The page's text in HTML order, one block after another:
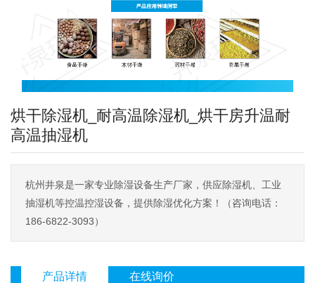
烘干除湿机_耐高温除湿机_烘干房升温耐
高温抽湿机
杭州井泉是一家专业除湿设备生产厂家，供应除湿机、工业
抽湿机等控温控湿设备，提供除湿优化方案！（咨询电话：
186-6822-3093）
产品详情 在线询价